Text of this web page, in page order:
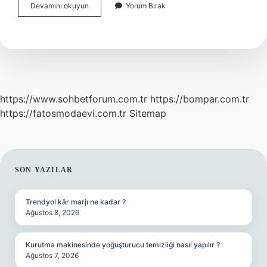
Devamını okuyun
Indirim
Giriliyor
Yorum Bırak
https://www.sohbetforum.com.tr https://bompar.com.tr
https://fatosmodaevi.com.tr Sitemap
SIDEBAR
SON YAZILAR
Trendyol kâr marjı ne kadar ?
Ağustos 8, 2026
Kurutma makinesinde yoğuşturucu temizliği nasıl yapılır ?
Ağustos 7, 2026